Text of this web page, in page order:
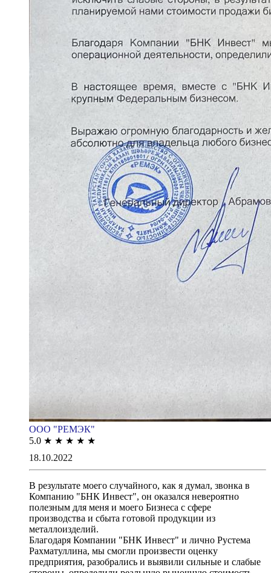
ООО "РЕМЭК"
5.0 ★ ★ ★ ★ ★
18.10.2022
В результате моего случайного, как я думал, звонка в
Компанию "БНК Инвест", он оказался невероятно
полезным для меня и моего Бизнеса с сфере
производства и сбыта готовой продукции из
металлоизделий.
Благодаря Компании "БНК Инвест" и лично Рустема
Рахматуллина, мы смогли произвести оценку
предприятия, разобрались и выявили сильные и слабые